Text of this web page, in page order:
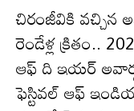
చిరంజీవికి వచ్చిన
రెండేళ్ల క్రితం..
ఆఫ్ ది ఇయర్
ఫెస్టివల్ ఆఫ్